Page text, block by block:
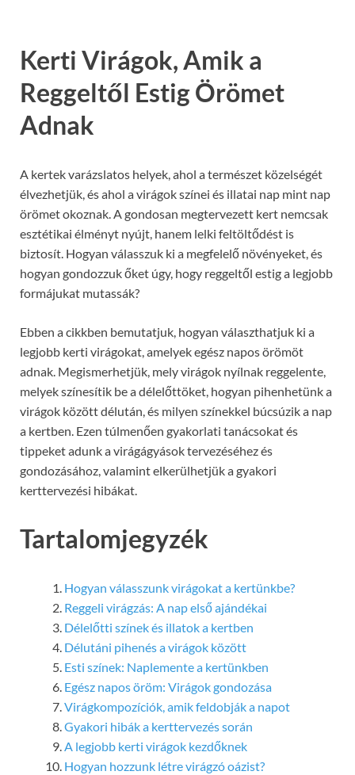
Kerti Virágok, Amik a
Reggeltől Estig Örömet
Adnak
A kertek varázslatos helyek, ahol a természet közelségét
élvezhetjük, és ahol a virágok színei és illatai nap mint nap
örömet okoznak. A gondosan megtervezett kert nemcsak
esztétikai élményt nyújt, hanem lelki feltöltődést is
biztosít. Hogyan válasszuk ki a megfelelő növényeket, és
hogyan gondozzuk őket úgy, hogy reggeltől estig a legjobb
formájukat mutassák?
Ebben a cikkben bemutatjuk, hogyan választhatjuk ki a
legjobb kerti virágokat, amelyek egész napos örömöt
adnak. Megismerhetjük, mely virágok nyílnak reggelente,
melyek színesítik be a délelőttöket, hogyan pihenhetünk a
virágok között délután, és milyen színekkel búcsúzik a nap
a kertben. Ezen túlmenően gyakorlati tanácsokat és
tippeket adunk a virágágyások tervezéséhez és
gondozásához, valamint elkerülhetjük a gyakori
kerttervezési hibákat.
Tartalomjegyzék
Hogyan válasszunk virágokat a kertünkbe?
Reggeli virágzás: A nap első ajándékai
Délelőtti színek és illatok a kertben
Délutáni pihenés a virágok között
Esti színek: Naplemente a kertünkben
Egész napos öröm: Virágok gondozása
Virágkompozíciók, amik feldobják a napot
Gyakori hibák a kerttervezés során
A legjobb kerti virágok kezdőknek
Hogyan hozzunk létre virágzó oázist?